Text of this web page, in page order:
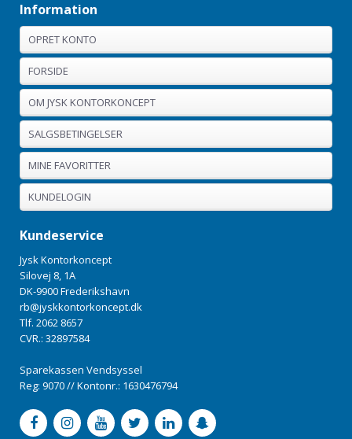
Information
OPRET KONTO
FORSIDE
OM JYSK KONTORKONCEPT
SALGSBETINGELSER
MINE FAVORITTER
KUNDELOGIN
Kundeservice
Jysk Kontorkoncept
Silovej 8, 1A
DK-9900 Frederikshavn
rb@jyskkontorkoncept.dk
Tlf. 2062 8657
CVR.: 32897584
Sparekassen Vendsyssel
Reg: 9070 // Kontonr.: 1630476794